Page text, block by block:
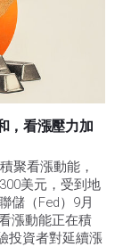
，看漲壓力加
聚看漲動能，
美元，受到地
儲（Fed）9月
漲動能正在積
投資者對延續漲